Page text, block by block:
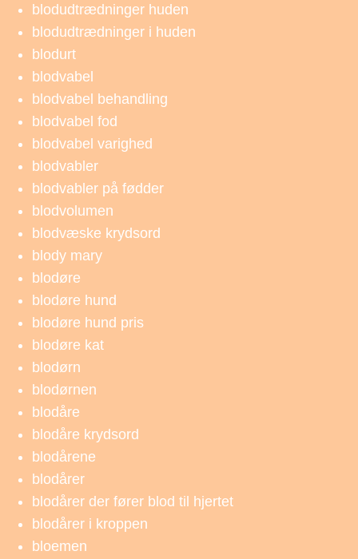
blodudtrædninger huden
blodudtrædninger i huden
blodurt
blodvabel
blodvabel behandling
blodvabel fod
blodvabel varighed
blodvabler
blodvabler på fødder
blodvolumen
blodvæske krydsord
blody mary
blodøre
blodøre hund
blodøre hund pris
blodøre kat
blodørn
blodørnen
blodåre
blodåre krydsord
blodårene
blodårer
blodårer der fører blod til hjertet
blodårer i kroppen
bloemen